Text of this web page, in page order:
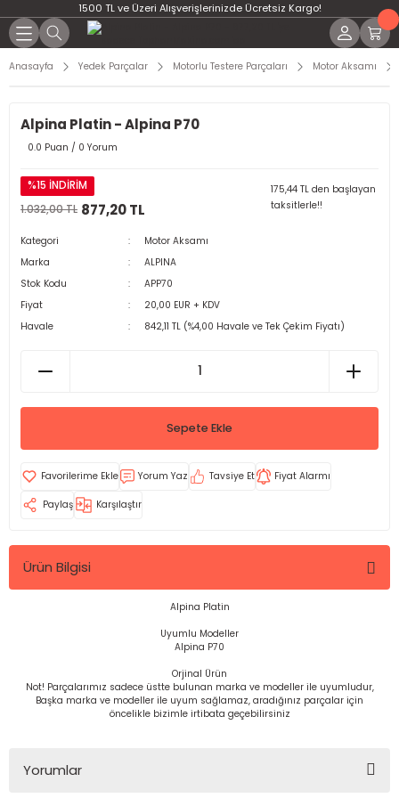
1500 TL ve Üzeri Alışverişlerinizde Ücretsiz Kargo!
Anasayfa Yedek Parçalar Motorlu Testere Parçaları Motor Aksamı
Alpina Platin - Alpina P70
0.0 Puan / 0 Yorum
%15 İNDİRİM
1.032,00 TL 877,20 TL
175,44 TL den başlayan
taksitlerle!!
Kategori
Motor Aksamı
Marka
ALPINA
Stok Kodu
APP70
Fiyat
20,00 EUR + KDV
Havale
842,11 TL (%4,00 Havale ve Tek Çekim Fiyatı)
Sepete Ekle
Yorum Yaz Tavsiye Et Fiyat Alarmı
Paylaş Karşılaştır
Ürün Bilgisi
Alpina Platin
Uyumlu Modeller
Alpina P70
Orjinal Ürün
Not! Parçalarımız sadece üstte bulunan marka ve modeller ile uyumludur,
Başka marka ve modeller ile uyum sağlamaz, aradığınız parçalar için
öncelikle bizimle irtibata geçebilirsiniz
Yorumlar